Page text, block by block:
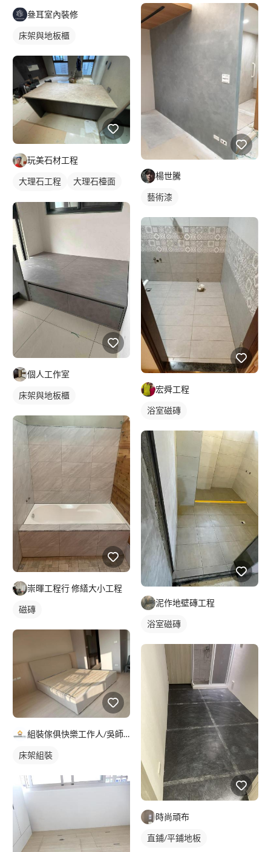
叄耳室內裝修
床架與地板櫃
玩美石材工程
大理石工程
大理石檯面
個人工作室
床架與地板櫃
崇暉工程行 修繕大小工程
磁磚
組裝傢俱快樂工作人/吳師傅
床架組裝
楊世騰
藝術漆
宏舜工程
浴室磁磚
泥作地壁磚工程
浴室磁磚
時尚頑布
直鋪/平鋪地板